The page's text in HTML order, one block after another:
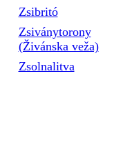
Zsibritó
Zsiványtorony
(Živánska veža)
Zsolnalitva